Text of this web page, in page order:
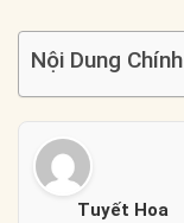
Nội Dung Chính
Tuyết Hoa